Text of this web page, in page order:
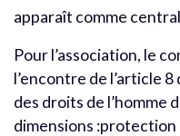
apparaît comme
Pour l’association, le
l’encontre de l’article
des droits de l’homme
dimensions :protection